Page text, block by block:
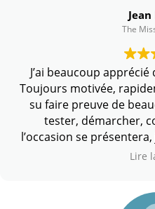
Jean
The
J’ai beaucoup
Toujours motivée,
su faire preuve de
tester, démarcher,
l’occasion se
appel à
Lire